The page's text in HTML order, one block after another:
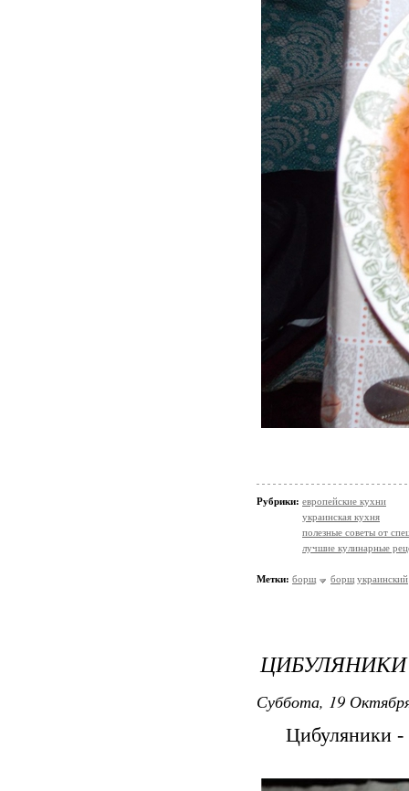
Рубрики: европейские кухни
украинская кухня
полезные советы от
лучшие кулинарные
Метки: борщ борщ украинский
ЦИБУЛЯНИКИ
Суббота, 19
Цибуляники -